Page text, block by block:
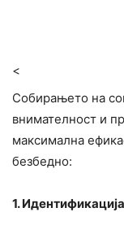
<
Собирањето на
внимателност и
максимална
безбедно:
1.